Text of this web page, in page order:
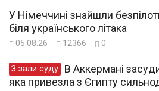
У Німеччині знайшли
біля українського літака
05.08.26 12366 0
З зали суду
яка привезла з Єгипту